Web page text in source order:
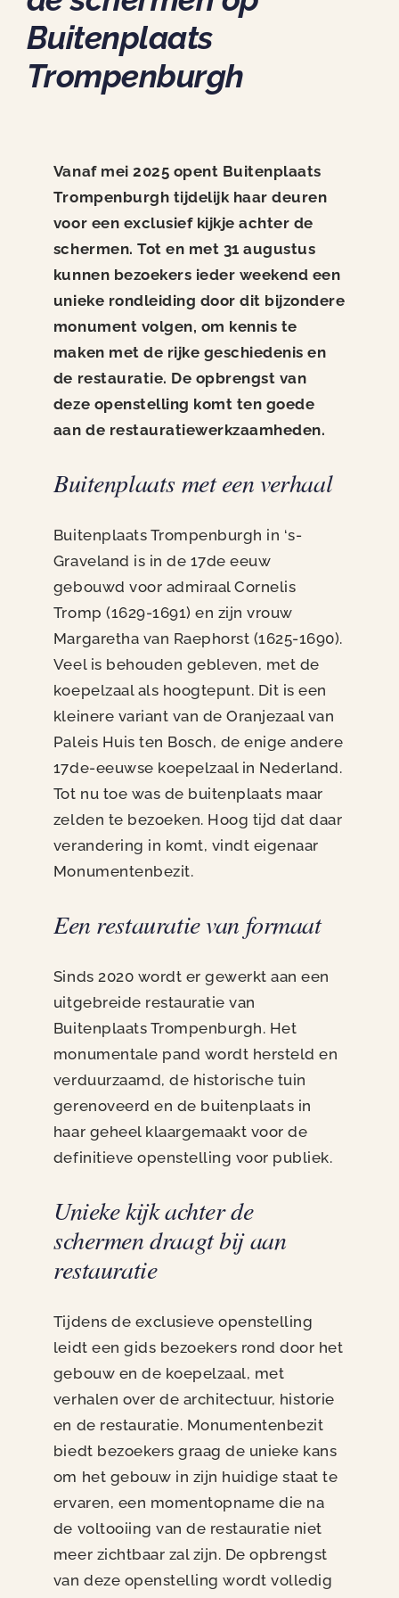
Nieuws
Contact
Buitenplaats
Trompenburgh
Vanaf mei 2025 opent Buitenplaats
Trompenburgh tijdelijk haar deuren
voor een exclusief kijkje achter de
schermen. Tot en met 31 augustus
kunnen bezoekers ieder weekend een
unieke rondleiding door dit bijzondere
monument volgen, om kennis te
maken met de rijke geschiedenis en
de restauratie. De opbrengst van
deze openstelling komt ten goede
aan de restauratiewerkzaamheden.
Buitenplaats met een verhaal
Buitenplaats Trompenburgh in ‘s-
Graveland is in de 17de eeuw
gebouwd voor admiraal Cornelis
Tromp (1629-1691) en zijn vrouw
Margaretha van Raephorst (1625-1690).
Veel is behouden gebleven, met de
koepelzaal als hoogtepunt. Dit is een
kleinere variant van de Oranjezaal van
Paleis Huis ten Bosch, de enige andere
17de-eeuwse koepelzaal in Nederland.
Tot nu toe was de buitenplaats maar
zelden te bezoeken. Hoog tijd dat daar
verandering in komt, vindt eigenaar
Monumentenbezit.
Een restauratie van formaat
Sinds 2020 wordt er gewerkt aan een
uitgebreide restauratie van
Buitenplaats Trompenburgh. Het
monumentale pand wordt hersteld en
verduurzaamd, de historische tuin
gerenoveerd en de buitenplaats in
haar geheel klaargemaakt voor de
definitieve openstelling voor publiek.
Unieke kijk achter de
schermen draagt bij aan
restauratie
Tijdens de exclusieve openstelling
leidt een gids bezoekers rond door het
gebouw en de koepelzaal, met
verhalen over de architectuur, historie
en de restauratie. Monumentenbezit
biedt bezoekers graag de unieke kans
om het gebouw in zijn huidige staat te
ervaren, een momentopname die na
de voltooiing van de restauratie niet
meer zichtbaar zal zijn. De opbrengst
van deze openstelling wordt volledig